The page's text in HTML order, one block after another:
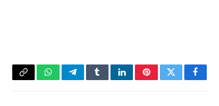
فيسبوكتويتر بينتيريستلينكدإنTumblrتيلقرامواتسابCopy